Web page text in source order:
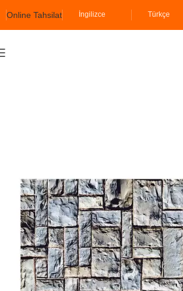
Online Tahsilat İngilizce Türkçe